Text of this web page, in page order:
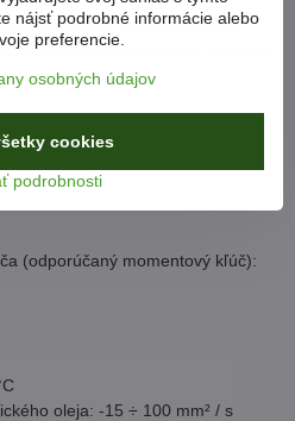
čerpadlo! odporúčané pre
súpravami vstrekovačov. Skracuje
(odporúčaný momentový kľúč):
oleja: -15 ÷ 100 mm² / s
nájsť podrobné informácie alebo
preferencie.
osobných údajov
podrobnosti
cookies